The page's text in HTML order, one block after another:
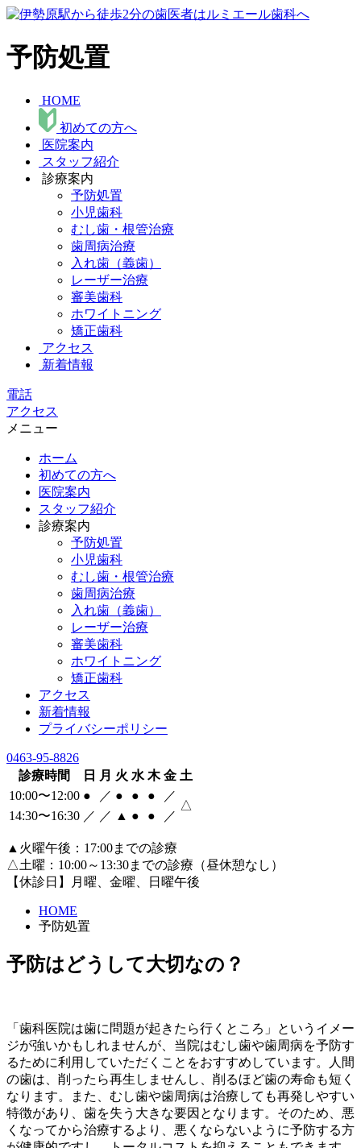
予防処置
HOME
初めての方へ
医院案内
スタッフ紹介
診療案内
予防処置
小児歯科
むし歯・根管治療
歯周病治療
入れ歯（義歯）
レーザー治療
審美歯科
ホワイトニング
矯正歯科
アクセス
新着情報
電話
アクセス
メニュー
ホーム
初めての方へ
医院案内
スタッフ紹介
診療案内
予防処置
小児歯科
むし歯・根管治療
歯周病治療
入れ歯（義歯）
レーザー治療
審美歯科
ホワイトニング
矯正歯科
アクセス
新着情報
プライバシーポリシー
0463-95-8826
診療時間
日 月 火 水 木 金 土
10:00〜12:00 ● ／ ● ● ● ／
△
14:30〜16:30 ／ ／ ▲ ● ● ／
▲火曜午後：17:00までの診療
△土曜：10:00～13:30までの診療（昼休憩なし）
【休診日】月曜、金曜、日曜午後
HOME
予防処置
予防はどうして大切なの？
「歯科医院は歯に問題が起きたら行くところ」というイメー
ジが強いかもしれませんが、当院はむし歯や歯周病を予防す
るために利用していただくことをおすすめしています。人間
の歯は、削ったら再生しませんし、削るほど歯の寿命も短く
なります。また、むし歯や歯周病は治療しても再発しやすい
特徴があり、歯を失う大きな要因となります。そのため、悪
くなってから治療するより、悪くならないように予防する方